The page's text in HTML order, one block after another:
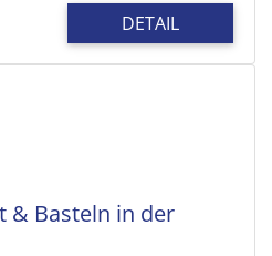
DETAIL
& Basteln in der